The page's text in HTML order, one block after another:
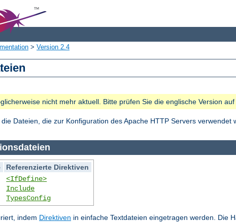
> Version 2.4
nicht mehr aktuell. Bitte prüfen Sie die englische Version
Dateien, die zur Konfiguration des Apache HTTP Servers verwendet
Referenzierte Direktiven
<IfDefine>
Include
TypesConfig
indem Direktiven in einfache Textdateien eingetragen werden. Die